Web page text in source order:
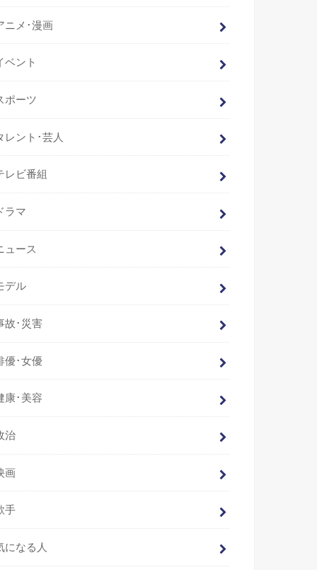
ニメ･漫画
ベント
ポーツ
レント･芸人
レビ番組
ラマ
ュース
デル
故･災害
優･女優
康･美容
治
画
手
になる人